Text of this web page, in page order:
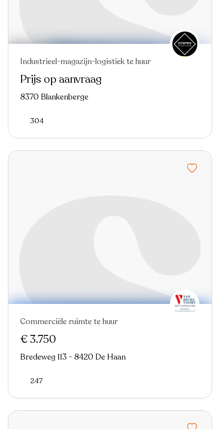
Industrieel-magazijn-logistiek te huur
Prijs op aanvraag
8370 Blankenberge
304
Commerciële ruimte te huur
€ 3.750
Bredeweg 113 - 8420 De Haan
247